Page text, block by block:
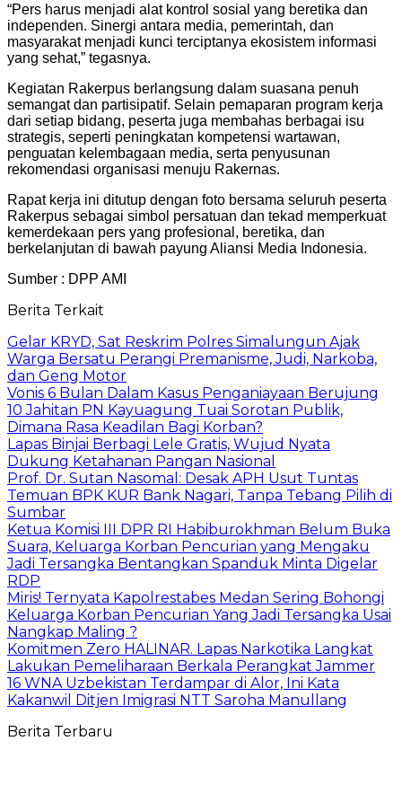
“Pers harus menjadi alat kontrol sosial yang beretika dan
independen. Sinergi antara media, pemerintah, dan
masyarakat menjadi kunci terciptanya ekosistem informasi
yang sehat,” tegasnya.
Kegiatan Rakerpus berlangsung dalam suasana penuh
semangat dan partisipatif. Selain pemaparan program kerja
dari setiap bidang, peserta juga membahas berbagai isu
strategis, seperti peningkatan kompetensi wartawan,
penguatan kelembagaan media, serta penyusunan
rekomendasi organisasi menuju Rakernas.
Rapat kerja ini ditutup dengan foto bersama seluruh peserta
Rakerpus sebagai simbol persatuan dan tekad memperkuat
kemerdekaan pers yang profesional, beretika, dan
berkelanjutan di bawah payung Aliansi Media Indonesia.
Sumber : DPP AMI
Berita Terkait
Gelar KRYD, Sat Reskrim Polres Simalungun Ajak
Warga Bersatu Perangi Premanisme, Judi, Narkoba,
dan Geng Motor
Vonis 6 Bulan Dalam Kasus Penganiayaan Berujung
10 Jahitan PN Kayuagung Tuai Sorotan Publik,
Dimana Rasa Keadilan Bagi Korban?
Lapas Binjai Berbagi Lele Gratis, Wujud Nyata
Dukung Ketahanan Pangan Nasional
Prof. Dr. Sutan Nasomal: Desak APH Usut Tuntas
Temuan BPK KUR Bank Nagari, Tanpa Tebang Pilih di
Sumbar
Ketua Komisi III DPR RI Habiburokhman Belum Buka
Suara, Keluarga Korban Pencurian yang Mengaku
Jadi Tersangka Bentangkan Spanduk Minta Digelar
RDP
Miris! Ternyata Kapolrestabes Medan Sering Bohongi
Keluarga Korban Pencurian Yang Jadi Tersangka Usai
Nangkap Maling ?
Komitmen Zero HALINAR. Lapas Narkotika Langkat
Lakukan Pemeliharaan Berkala Perangkat Jammer
16 WNA Uzbekistan Terdampar di Alor, Ini Kata
Kakanwil Ditjen Imigrasi NTT Saroha Manullang
Berita Terbaru